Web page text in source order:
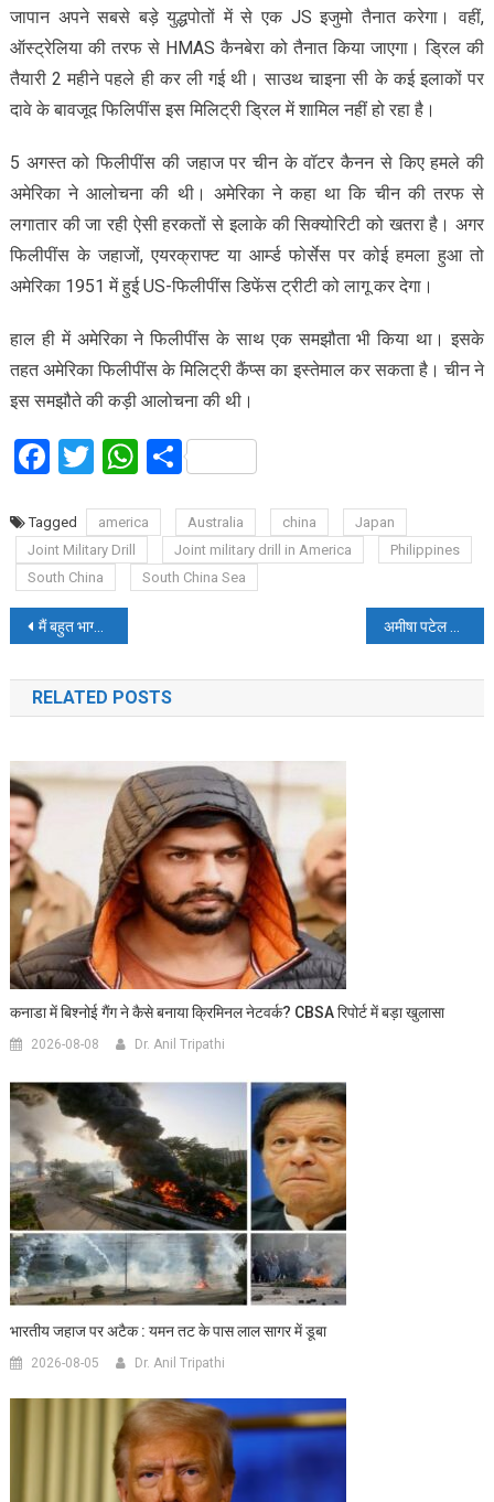
जापान अपने सबसे बड़े युद्धपोतों में से एक JS इजुमो तैनात करेगा। वहीं,
ऑस्ट्रेलिया की तरफ से HMAS कैनबेरा को तैनात किया जाएगा। ड्रिल की
तैयारी 2 महीने पहले ही कर ली गई थी। साउथ चाइना सी के कई इलाकों पर
दावे के बावजूद फिलिपींस इस मिलिट्री ड्रिल में शामिल नहीं हो रहा है।
5 अगस्त को फिलीपींस की जहाज पर चीन के वॉटर कैनन से किए हमले की
अमेरिका ने आलोचना की थी। अमेरिका ने कहा था कि चीन की तरफ से
लगातार की जा रही ऐसी हरकतों से इलाके की सिक्योरिटी को खतरा है। अगर
फिलीपींस के जहाजों, एयरक्राफ्ट या आर्म्ड फोर्सेस पर कोई हमला हुआ तो
अमेरिका 1951 में हुई US-फिलीपींस डिफेंस ट्रीटी को लागू कर देगा।
हाल ही में अमेरिका ने फिलीपींस के साथ एक समझौता भी किया था। इसके
तहत अमेरिका फिलीपींस के मिलिट्री कैंप्स का इस्तेमाल कर सकता है। चीन ने
इस समझौते की कड़ी आलोचना की थी।
Facebook
Twitter
WhatsApp
Share
Tagged america Australia china
Japan
Joint Military Drill
Joint military drill in America
Philippines
South China
South China Sea
Post
navigation
मैं बहुत भाग्यशाली हूं, मुझे अयोध्या आने का मौका मिला..सुपरस्टार रजनीकांत
RELATED POSTS
कनाडा में बिश्नोई गैंग ने कैसे बनाया क्रिमिनल नेटवर्क? CBSA रिपोर्ट में बड़ा खुलासा
2026-08-08 Dr. Anil Tripathi
भारतीय जहाज पर अटैक : यमन तट के पास लाल सागर में डूबा
2026-08-05 Dr. Anil Tripathi